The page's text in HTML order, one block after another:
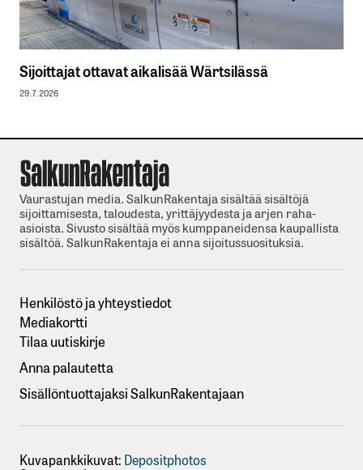
Sijoittajat ottavat aikalisää Wärtsilässä
29.7.2026
Vaurastujan media. SalkunRakentaja sisältää sisältöjä
sijoittamisesta, taloudesta, yrittäjyydesta ja arjen raha-
asioista. Sivusto sisältää myös kumppaneidensa kaupallista
sisältöä. SalkunRakentaja ei anna sijoitussuosituksia.
Henkilöstö ja yhteystiedot
Mediakortti
Tilaa uutiskirje
Anna palautetta
Sisällöntuottajaksi SalkunRakentajaan
Kuvapankkikuvat: Depositphotos